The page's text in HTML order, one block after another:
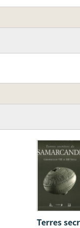
Oosten
Terres